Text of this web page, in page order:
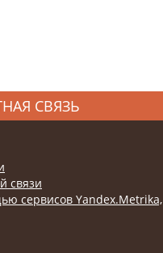
СВЯЗЬ
связи
сервисов Yandex.Metrika,